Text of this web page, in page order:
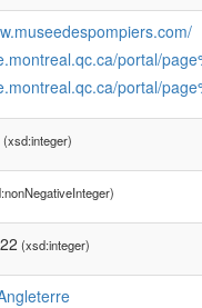
portal/
portal/
(xsd:integer)
(xsd:integer)